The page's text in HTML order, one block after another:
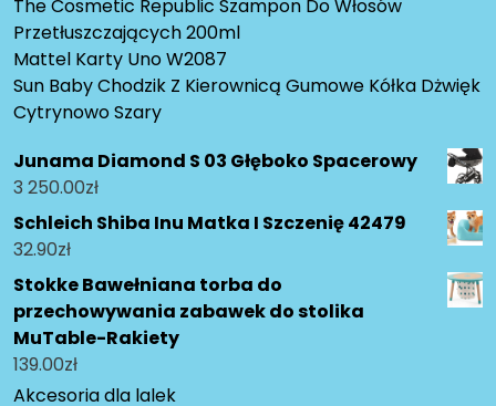
The Cosmetic Republic Szampon Do Włosów
Przetłuszczających 200ml
Mattel Karty Uno W2087
Sun Baby Chodzik Z Kierownicą Gumowe Kółka Dżwięk
Cytrynowo Szary
Junama Diamond S 03 Głęboko Spacerowy
3 250.00zł
Schleich Shiba Inu Matka I Szczenię 42479
32.90zł
Stokke Bawełniana torba do
przechowywania zabawek do stolika
MuTable-Rakiety
139.00zł
Akcesoria dla lalek